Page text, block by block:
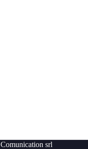
srl